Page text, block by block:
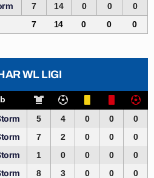
7 14 0 0
0
7 14 0 0 0
WL LIGI
5 4 0 0
0
7 2 0 0
0
1 0 0 0
0
8 3 0 0
0